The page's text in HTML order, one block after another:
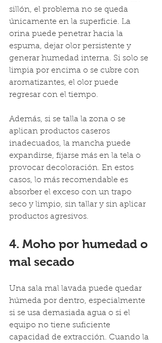
sillón, el problema no se queda
únicamente en la superficie. La
orina puede penetrar hacia la
espuma, dejar olor persistente y
generar humedad interna. Si solo se
limpia por encima o se cubre con
aromatizantes, el olor puede
regresar con el tiempo.
Además, si se talla la zona o se
aplican productos caseros
inadecuados, la mancha puede
expandirse, fijarse más en la tela o
provocar decoloración. En estos
casos, lo más recomendable es
absorber el exceso con un trapo
seco y limpio, sin tallar y sin aplicar
productos agresivos.
4. Moho por humedad o
mal secado
Una sala mal lavada puede quedar
húmeda por dentro, especialmente
si se usa demasiada agua o si el
equipo no tiene suficiente
capacidad de extracción. Cuando la